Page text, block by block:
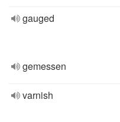
gauged
gemessen
varnish